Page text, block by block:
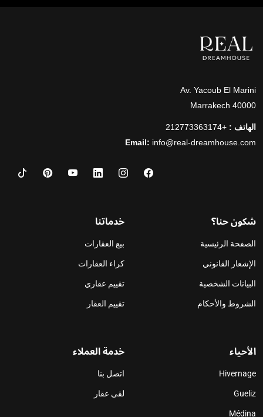
Av. Yacoub El Marini
40000 Marrakech
الهاتف : +212773363174
Email: info@real-dreamhouse.com
شكون حنا؟
الصفحة الرئيسية
الإشعار القانوني
البيانات الشخصية
الشروط والأحكام
خدماتنا
بيع العقارات
كراء العقارات
تقييم عقاري
تقييم العقار
الأحياء
Hivernage
Gueliz
Médina
خدمة العملاء
اتصل بنا
لقى عقار